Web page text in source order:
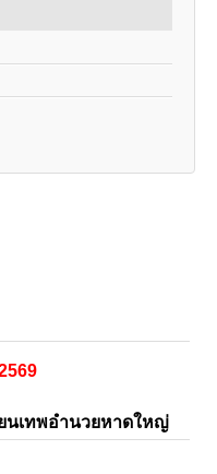
นเทพอำนวยหาดใหญ่